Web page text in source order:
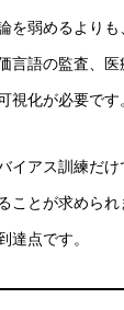
を弱めるより
言語の監査、
視化が必要です
イアス訓練だ
ことが求められ
点です。